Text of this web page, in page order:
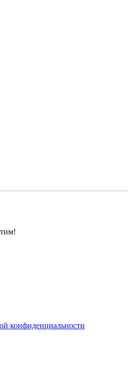
конфиденциальности